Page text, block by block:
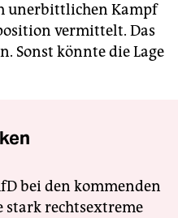
unerbittlichen Kampf
vermittelt. Das
Sonst könnte die Lage
bei den kommenden
stark rechtsextreme